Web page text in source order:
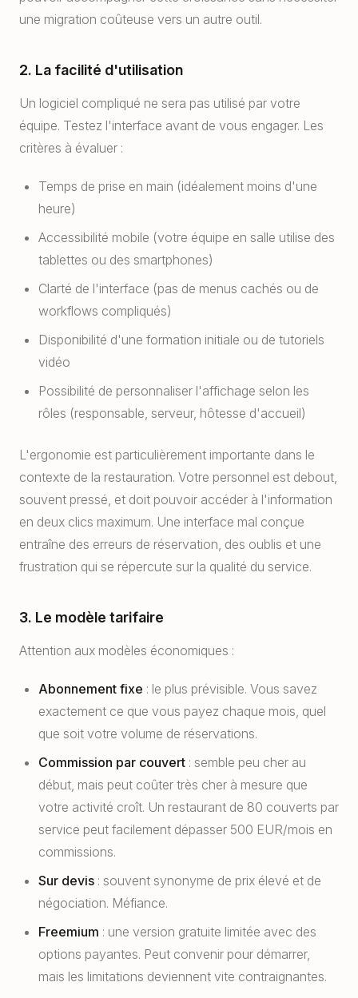
une migration coûteuse vers un autre outil.
2. La facilité d'utilisation
Un logiciel compliqué ne sera pas utilisé par votre
équipe. Testez l'interface avant de vous engager. Les
critères à évaluer :
Temps de prise en main (idéalement moins d'une
heure)
Accessibilité mobile (votre équipe en salle utilise des
tablettes ou des smartphones)
Clarté de l'interface (pas de menus cachés ou de
workflows compliqués)
Disponibilité d'une formation initiale ou de tutoriels
vidéo
Possibilité de personnaliser l'affichage selon les
rôles (responsable, serveur, hôtesse d'accueil)
L'ergonomie est particulièrement importante dans le
contexte de la restauration. Votre personnel est debout,
souvent pressé, et doit pouvoir accéder à l'information
en deux clics maximum. Une interface mal conçue
entraîne des erreurs de réservation, des oublis et une
frustration qui se répercute sur la qualité du service.
3. Le modèle tarifaire
Attention aux modèles économiques :
Abonnement fixe : le plus prévisible. Vous savez
exactement ce que vous payez chaque mois, quel
que soit votre volume de réservations.
Commission par couvert : semble peu cher au
début, mais peut coûter très cher à mesure que
votre activité croît. Un restaurant de 80 couverts par
service peut facilement dépasser 500 EUR/mois en
commissions.
Sur devis : souvent synonyme de prix élevé et de
négociation. Méfiance.
Freemium : une version gratuite limitée avec des
options payantes. Peut convenir pour démarrer,
mais les limitations deviennent vite contraignantes.